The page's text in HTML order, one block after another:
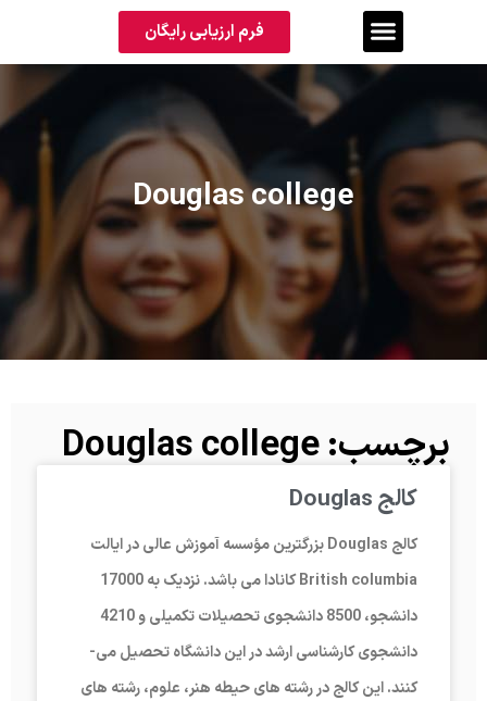
فرم ارزیابی رایگان
Douglas college
برچسب: Douglas college
کالج Douglas
کالج Douglas بزرگترین مؤسسه آموزش عالی در ایالت
British columbia کانادا می باشد. نزدیک به 17000
دانشجو، 8500 دانشجوی تحصیلات تکمیلی و 4210
دانشجوی کارشناسی ارشد در این دانشگاه تحصیل می-
کنند. این کالج در رشته های حیطه هنر، علوم، رشته های